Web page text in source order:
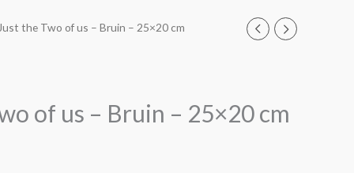
the Two of us – Bruin – 25×20 cm
of us – Bruin – 25×20 cm